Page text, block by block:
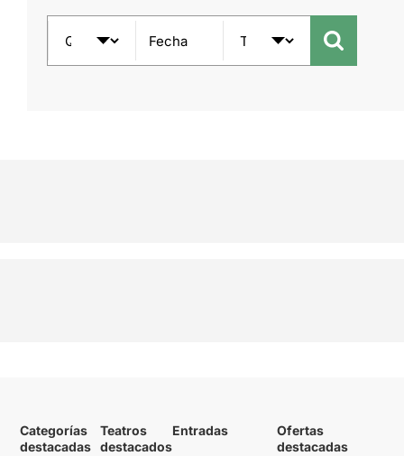
Fecha
Categorías
destacadas
Teatros
destacados
Entradas
Ofertas
destacadas